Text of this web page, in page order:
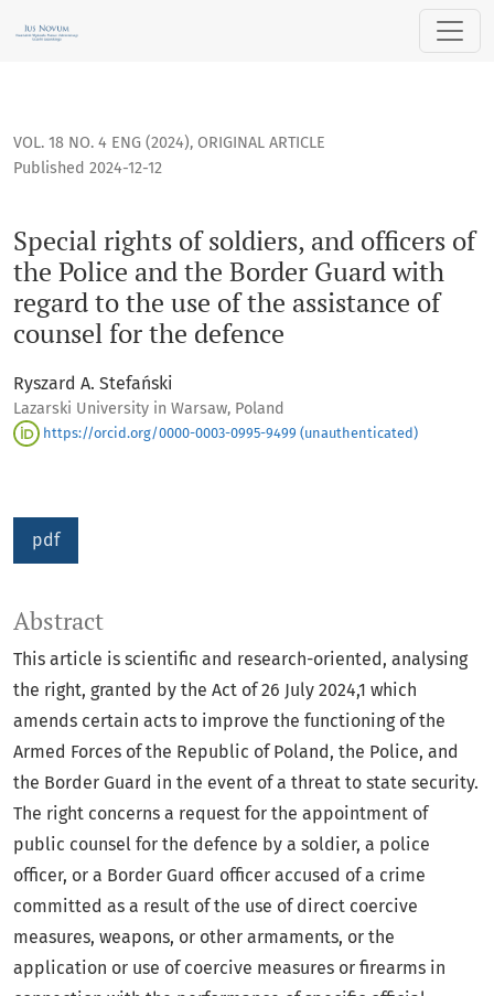
Special rights of soldiers, and officers of the Police and
VOL. 18 NO. 4 ENG (2024), ORIGINAL ARTICLE
Special rights of soldiers, and officers of
the Police and the Border Guard with
regard to the use of the assistance of
counsel for the defence
Published 2024-12-12
Ryszard A. Stefański
Lazarski University in Warsaw, Poland
https://orcid.org/0000-0003-0995-9499 (unauthenticated)
pdf
Abstract
This article is scientific and research-oriented, analysing
the right, granted by the Act of 26 July 2024,1 which
amends certain acts to improve the functioning of the
Armed Forces of the Republic of Poland, the Police, and
the Border Guard in the event of a threat to state security.
The right concerns a request for the appointment of
public counsel for the defence by a soldier, a police
officer, or a Border Guard officer accused of a crime
committed as a result of the use of direct coercive
measures, weapons, or other armaments, or the
application or use of coercive measures or firearms in